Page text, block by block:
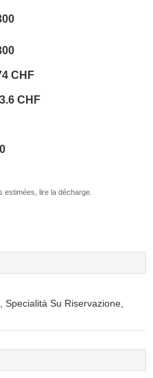
CHF
CHF
estimées, lire la décharge.
Specialità Su Riservazione,